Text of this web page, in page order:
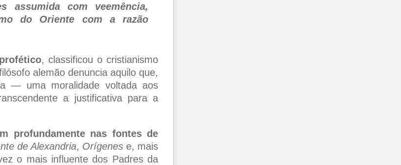
assumida com veemência,
do Oriente com a razão
, classificou o cristianismo
alemão denuncia aquilo que,
— uma moralidade voltada aos
a justificativa para a
profundamente nas fontes de
de Alexandria, Orígenese, mais
o mais influente dos Padres da